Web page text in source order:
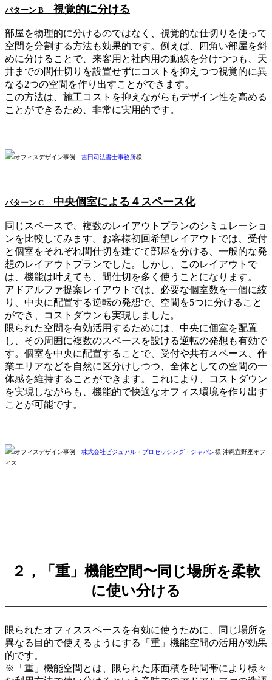
パターン B 視覚的に分ける
部屋を物理的に分けるのではなく、視覚的な仕切りを使って
空間を分割する方法も効果的です。例えば、四角い部屋を斜
めに分けることで、来客用と社内用の動線を分けつつも、天
井までの間仕切りを設置せずにコストを抑えつつ視覚的に異
なる2つの空間を作り出すことができます。
この方法は、施工コストを抑えながらもデザイン性を高める
ことができるため、非常に実用的です。
オフィスデザイン事例 吉田司法書士事務所様
パターン C 中央個室による４スペース化
同じスペースで、複数のレイアウトプランのシミュレーショ
ンを比較してみます。お客様初回希望レイアウトでは、受付
と個室をそれぞれ間仕切を建てて部屋を分ける、一般的な発
想のレイアウトプランでした。しかし、このレイアウトで
は、機能は叶えても、間仕切を多く使うことになります。
アドアルファ提案レイアウトでは、必要な個室数を一個に絞
り、中央に配置する逆転の発想で、空間を5つに分けること
ができ、コストダウンも実現しました。
限られた空間を有効活用するためには、中央に個室を配置
し、その周囲に複数のスペースを設ける逆転の発想も有効で
す。個室を中央に配置することで、受付や共有スペース、作
業エリアなどを自然に区分けしつつ、全体としての空間の一
体感を維持することができます。これにより、コストダウン
を実現しながらも、機能的で快適なオフィス環境を作り出す
ことが可能です。
オフィスデザイン事例 株式会社ビジュアル・プロセッシング・ジャパン様 沖縄宜野座オフ
ィス
２，「重」機能空間〜同じ場所を柔軟
に使い分ける
限られたオフィススペースを有効に使うために、同じ場所を
異なる目的で使えるようにする「重」機能空間の活用が効果
的です。
※「重」機能空間とは、限られた床面積を時間帯により様々